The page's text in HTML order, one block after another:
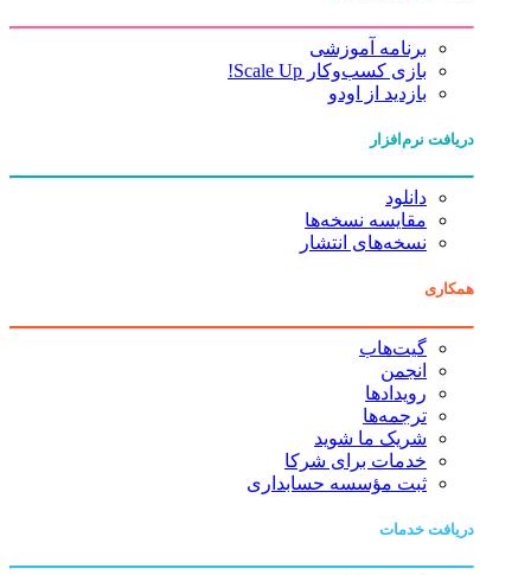
برنامه آموزشی
بازی کسب‌وکار Scale Up!
بازدید از اودو
دریافت نرم‌افزار
دانلود
مقایسه نسخه‌ها
نسخه‌های انتشار
همکاری
گیت‌هاب
انجمن
رویدادها
ترجمه‌ها
شریک ما شوید
خدمات برای شرکا
ثبت مؤسسه حسابداری
دریافت خدمات